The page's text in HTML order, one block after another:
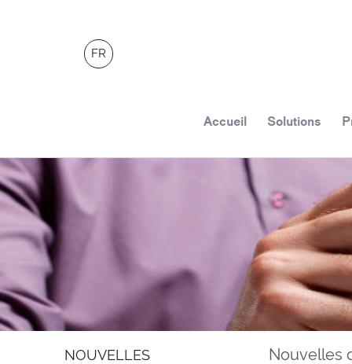
FR
Accueil Solutions
NOUVELLES Nouvelles